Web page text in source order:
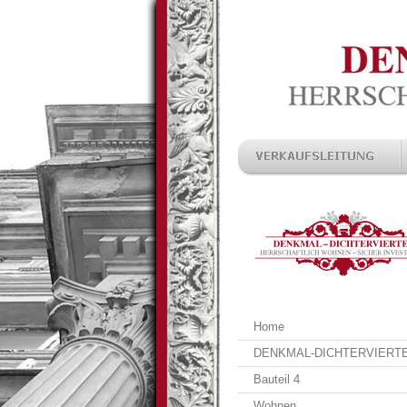
Home
DENKMAL-
Bauteil 4